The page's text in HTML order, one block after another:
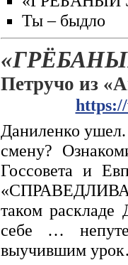
Ты – быдло
Петручо из
Даниленко
смену?
Госсовета и
таком раскладе
себе …
выучившим